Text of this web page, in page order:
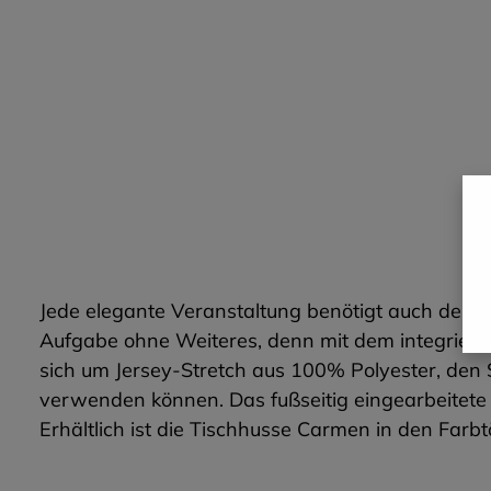
Jede elegante Veranstaltung benötigt auch
Aufgabe ohne Weiteres, denn mit dem
sich um Jersey-Stretch aus 100% Polyester,
verwenden können. Das fußseitig
Erhältlich ist die Tischhusse Carmen in den